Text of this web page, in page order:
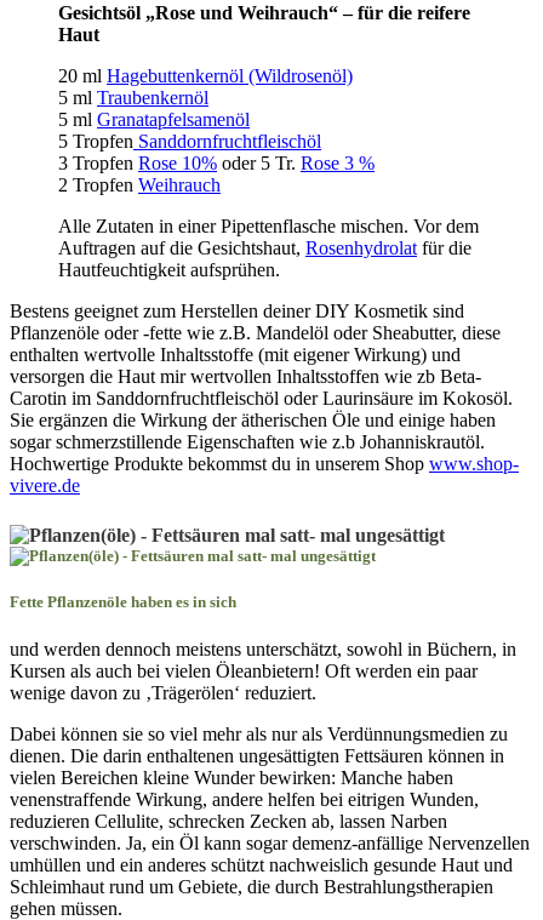
Gesichtsöl „Rose und Weihrauch“ – für die reifere
Haut
20 ml Hagebuttenkernöl (Wildrosenöl)
5 ml Traubenkernöl
5 ml Granatapfelsamenöl
5 Tropfen Sanddornfruchtfleischöl
3 Tropfen Rose 10% oder 5 Tr. Rose 3 %
2 Tropfen Weihrauch
Alle Zutaten in einer Pipettenflasche mischen. Vor dem
Auftragen auf die Gesichtshaut, Rosenhydrolatfür die
Hautfeuchtigkeit aufsprühen.
Bestens geeignet zum Herstellen deiner DIY Kosmetik sind
Pflanzenöle oder -fette wie z.B. Mandelöl oder Sheabutter, diese
enthalten wertvolle Inhaltsstoffe (mit eigener Wirkung) und
versorgen die Haut mir wertvollen Inhaltsstoffen wie zb Beta-
Carotin im Sanddornfruchtfleischöl oder Laurinsäure im Kokosöl.
Sie ergänzen die Wirkung der ätherischen Öle und einige haben
sogar schmerzstillende Eigenschaften wie z.b Johanniskrautöl.
Hochwertige Produkte bekommst du in unserem Shop www.shop-
vivere.de
Fette Pflanzenöle haben es in sich
und werden dennoch meistens unterschätzt, sowohl in Büchern, in
Kursen als auch bei vielen Öleanbietern! Oft werden ein paar
wenige davon zu ‚Trägerölen‘ reduziert.
Dabei können sie so viel mehr als nur als Verdünnungsmedien zu
dienen. Die darin enthaltenen ungesättigten Fettsäuren können in
vielen Bereichen kleine Wunder bewirken: Manche haben
venenstraffende Wirkung, andere helfen bei eitrigen Wunden,
reduzieren Cellulite, schrecken Zecken ab, lassen Narben
verschwinden. Ja, ein Öl kann sogar demenz-anfällige Nervenzellen
umhüllen und ein anderes schützt nachweislich gesunde Haut und
Schleimhaut rund um Gebiete, die durch Bestrahlungstherapien
gehen müssen.